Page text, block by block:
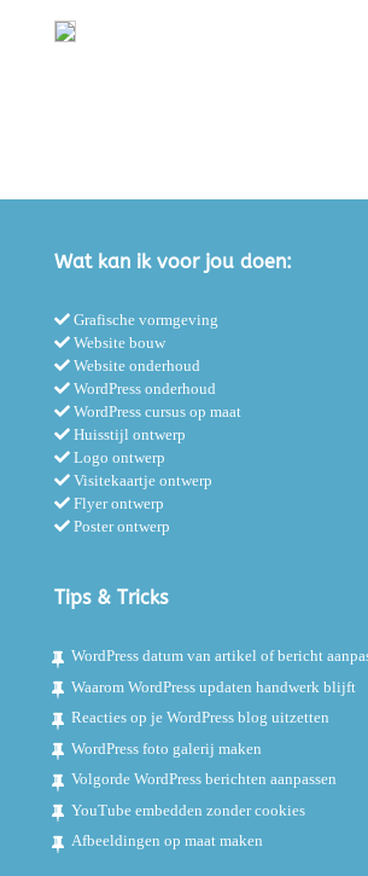
Wat kan ik voor jou doen:
Grafische vormgeving
Website bouw
Website onderhoud
WordPress onderhoud
WordPress cursus op maat
Huisstijl ontwerp
Logo ontwerp
Visitekaartje ontwerp
Flyer ontwerp
Poster ontwerp
Tips & Tricks
WordPress datum van artikel of bericht
Waarom WordPress updaten handwerk blijft
Reacties op je WordPress blog uitzetten
WordPress foto galerij maken
Volgorde WordPress berichten aanpassen
YouTube embedden zonder cookies
Afbeeldingen op maat maken